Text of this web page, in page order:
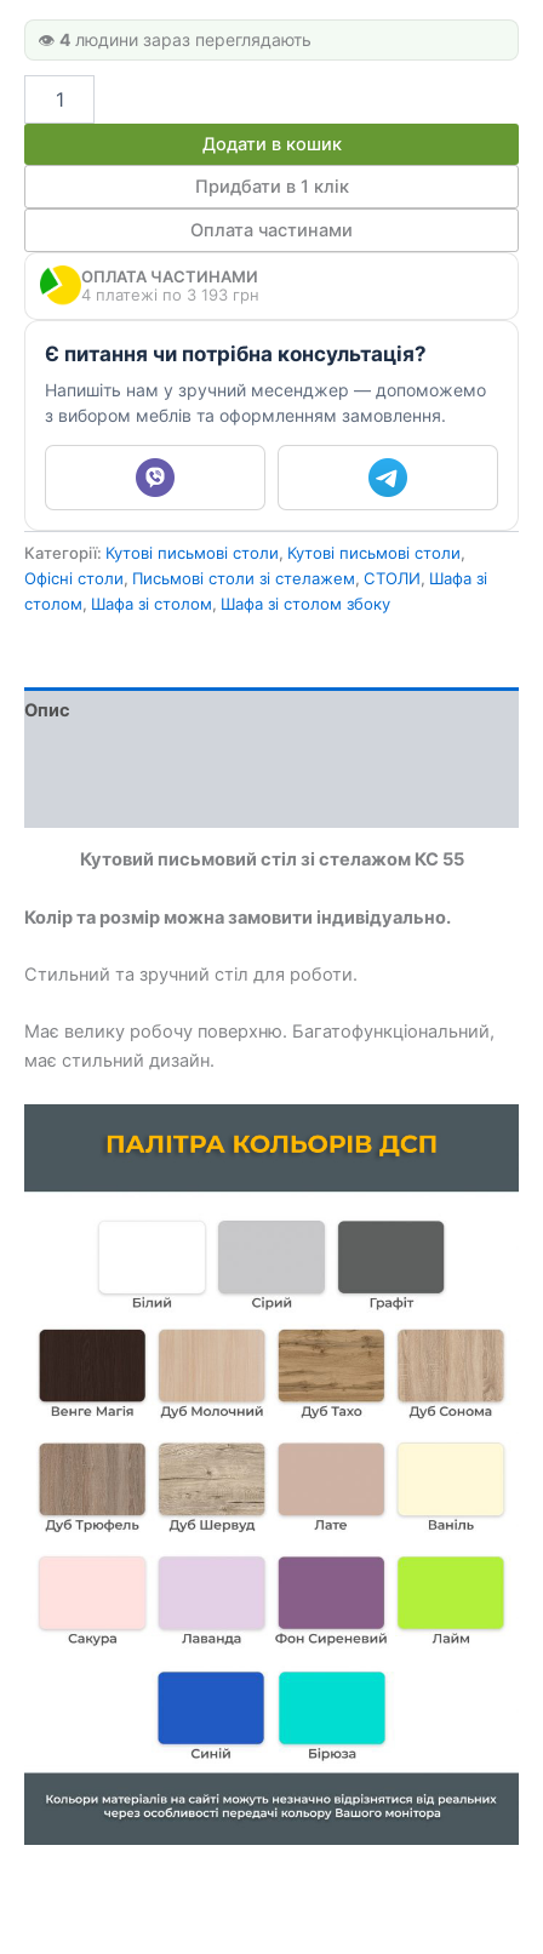
👁️ 4 людини зараз переглядають
письмовий
зі
КС
кількість
Додати в кошик
Придбати в 1 клік
Оплата частинами
ОПЛАТА ЧАСТИНАМИ
4 платежі по 3 193 грн
Є питання чи потрібна консультація?
Напишіть нам у зручний месенджер — допоможемо
з вибором меблів та оформленням замовлення.
Категорії: Кутові письмові столи, Кутові письмові столи,
Офісні столи, Письмові столи зі стелажем, СТОЛИ, Шафа зі
столом, Шафа зі столом, Шафа зі столом збоку
Опис
Кутовий письмовий стіл зі стелажом КС 55
Колір та розмір можна замовити індивідуально.
Стильний та зручний стіл для роботи.
Має велику робочу поверхню. Багатофункціональний,
має стильний дизайн.